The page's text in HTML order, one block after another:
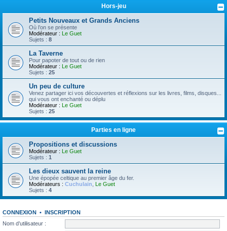
Hors-jeu
Petits Nouveaux et Grands Anciens
Où l’on se présente
Modérateur : Le Guet
Sujets : 8
La Taverne
Pour papoter de tout ou de rien
Modérateur : Le Guet
Sujets : 25
Un peu de culture
Venez partager ici vos découvertes et réflexions sur les livres, films, disques...
qui vous ont enchanté ou déplu
Modérateur : Le Guet
Sujets : 25
Parties en ligne
Propositions et discussions
Modérateur : Le Guet
Sujets : 1
Les dieux sauvent la reine
Une épopée celtique au premier âge du fer.
Modérateurs : Cuchulain
Le Guet
Sujets : 4
CONNEXION • INSCRIPTION
Nom d’utilisateur :